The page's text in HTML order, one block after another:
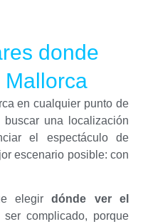
donde
Mallorca
en cualquier punto de
una localización
el espectáculo de
escenario posible: con
elegirdónde ver el
complicado, porque